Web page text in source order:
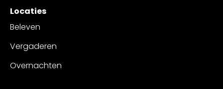
Locaties
Beleven
Vergaderen
Overnachten